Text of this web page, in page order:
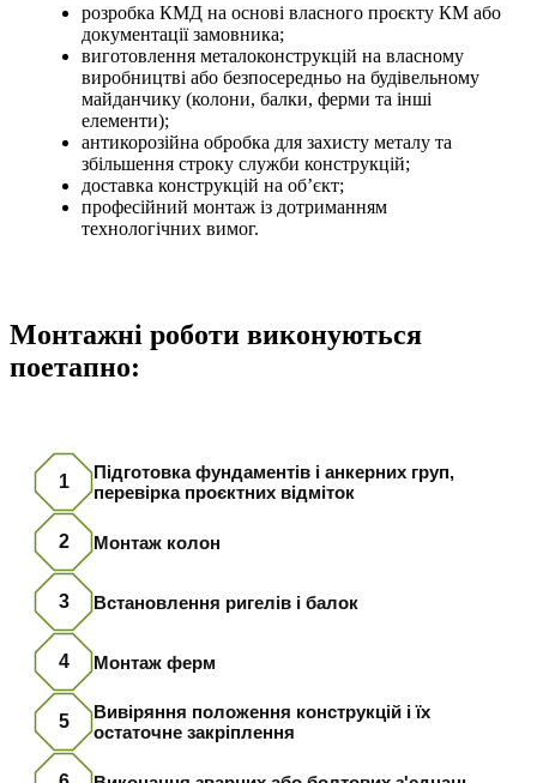
розробка КМД на основі власного проєкту КМ або
документації замовника;
виготовлення металоконструкцій на власному
виробництві або безпосередньо на будівельному
майданчику (колони, балки, ферми та інші
елементи);
антикорозійна обробка для захисту металу та
збільшення строку служби конструкцій;
доставка конструкцій на об’єкт;
професійний монтаж із дотриманням
технологічних вимог.
Монтажні роботи виконуються
поетапно:
1
Підготовка фундаментів і анкерних груп,
перевірка проєктних відміток
2 Монтаж колон
3 Встановлення ригелів і балок
4 Монтаж ферм
5
Вивіряння положення конструкцій і їх
остаточне закріплення